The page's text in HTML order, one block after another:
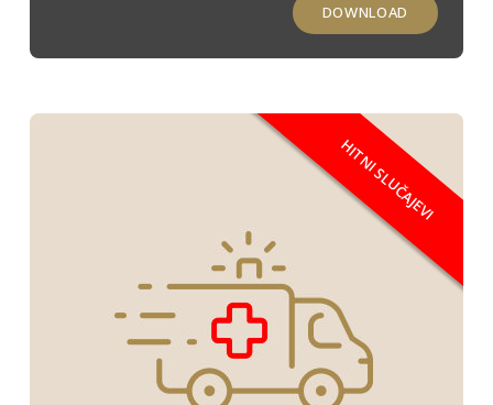
DOWNLOAD
HITNI SLUČAJEVI